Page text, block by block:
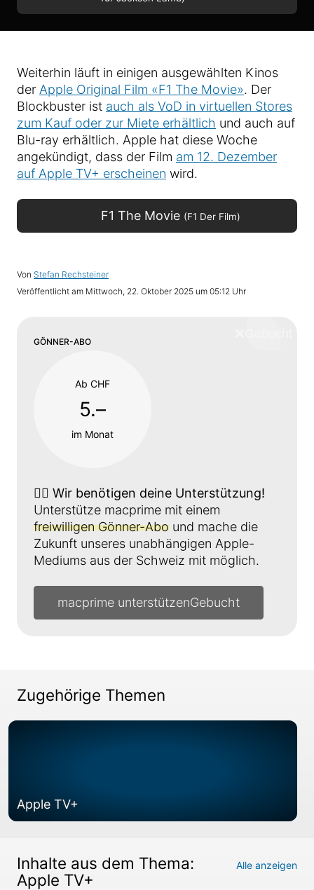
Weiterhin läuft in einigen ausgewählten Kinos
der Apple Original Film «F1 The Movie». Der
Blockbuster ist auch als VoD in virtuellen Stores
zum Kauf oder zur Miete erhältlich und auch auf
Blu-ray erhältlich. Apple hat diese Woche
angekündigt, dass der Film am 12. Dezember
auf Apple TV+ erscheinen wird.
F1 The Movie (F1 Der Film)
Von Stefan Rechsteiner
Veröffentlicht am Mittwoch, 22. Oktober 2025 um 05:12 Uhr
GÖNNER-ABO
Ab CHF
5.–
im Monat
👉🏼 Wir benötigen deine Unterstützung!
Unterstütze macprime mit einem
freiwilligen Gönner-Abo und mache die
Zukunft unseres unabhängigen Apple-
Mediums aus der Schweiz mit möglich.
macprime unterstützen
Zugehörige Themen
Apple TV+
Inhalte aus dem Thema:
Apple TV+
Alle anzeigen